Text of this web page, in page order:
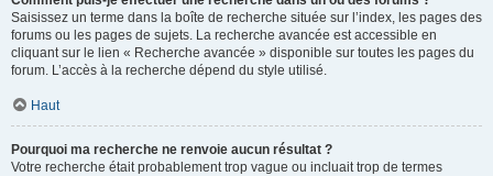
Saisissez un terme dans la boîte de recherche située sur l’index, les pages des
forums ou les pages de sujets. La recherche avancée est accessible en
cliquant sur le lien « Recherche avancée » disponible sur toutes les pages du
forum. L’accès à la recherche dépend du style utilisé.
Haut
Pourquoi ma recherche ne renvoie aucun résultat ?
Votre recherche était probablement trop vague ou incluait trop de termes